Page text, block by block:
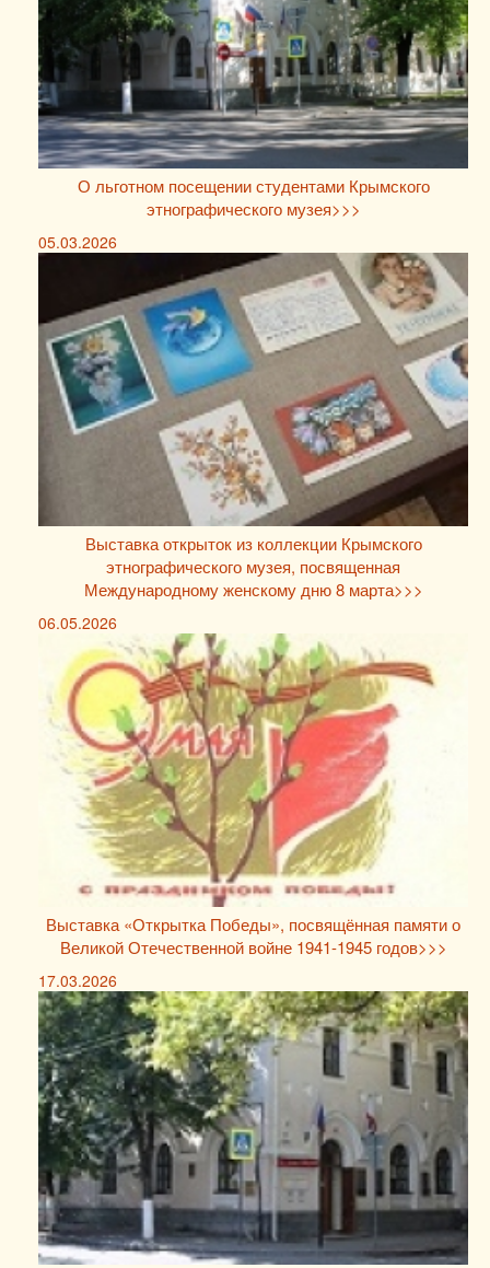
О льготном посещении студентами Крымского
этнографического музея>>>
05.03.2026
Выставка открыток из коллекции Крымского
этнографического музея, посвященная
Международному женскому дню 8 марта>>>
06.05.2026
Выставка «Открытка Победы», посвящённая памяти о
Великой Отечественной войне 1941-1945 годов>>>
17.03.2026